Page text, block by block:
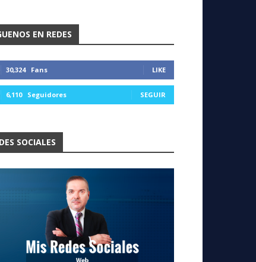
EN REDES
30,324 Fans LIKE
6,110 Seguidores SEGUIR
SOCIALES